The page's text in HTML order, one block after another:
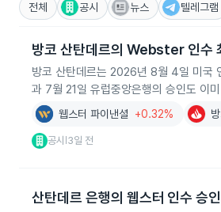
전체 공시 뉴스 텔레그램
방코 산탄데르의 Webster 인수
방코 산탄데르는 2026년 8월 4일 미국
과 7월 21일 유럽중앙은행의 승인도 이
웹스터 파이낸셜 +0.32%
공시 3일 전
산탄데르 은행의 웹스터 인수 승